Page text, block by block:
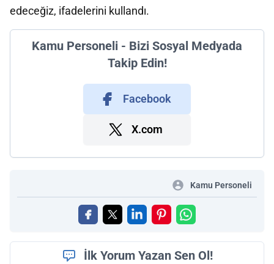
edeceğiz, ifadelerini kullandı.
Kamu Personeli - Bizi Sosyal Medyada
Takip Edin!
Facebook
X.com
Kamu Personeli
İlk Yorum Yazan Sen Ol!